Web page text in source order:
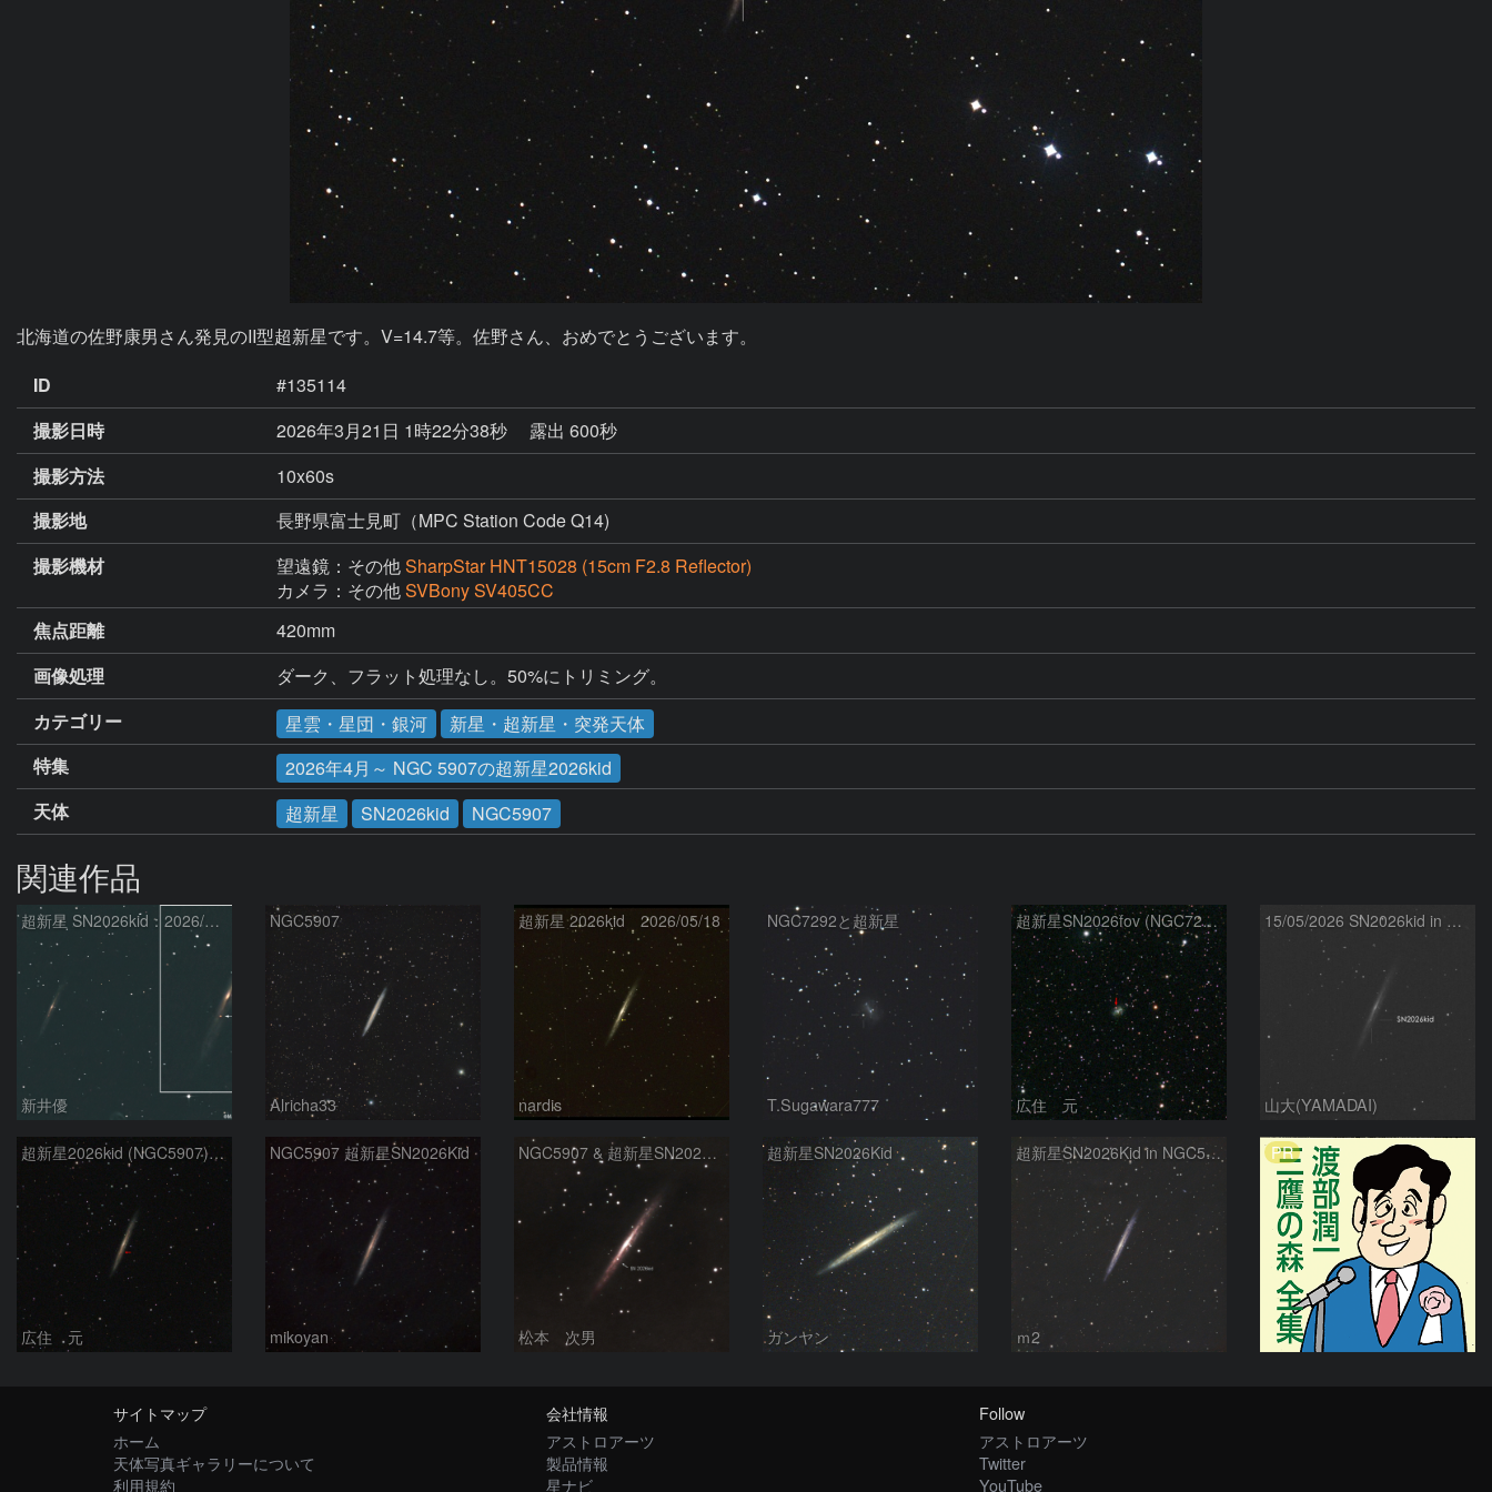
北海道の佐野康男さん発見のII型超新星です。V=14.7等。佐野さん、おめでとうございます。
ID
#135114
撮影日時
2026年3月21日 1時22分38秒
露出 600秒
撮影方法
10x60s
撮影地
長野県富士見町（MPC Station Code Q14)
撮影機材
望遠鏡：その他SharpStar HNT15028 (15cm F2.8 Reflector)
カメラ：その他SVBony SV405CC
焦点距離
420mm
画像処理
ダーク、フラット処理なし。50%にトリミング。
カテゴリー
星雲・星団・銀河
新星・超新星・突発天体
特集
2026年4月～ NGC 5907の超新星2026kid
天体
超新星 SN2026kid NGC5907
関連作品
超新星 SN2026kid：2026/05/18
新井優
NGC5907
Alricha33
超新星 2026kid 2026/05/18
nardis
NGC7292と超新星
T.Sugawara777
超新星SN2026fov (NGC7292) 5/17
広住 元
15/05/2026 SN2026kid in NGC5907
山大(YAMADAI)
超新星2026kid (NGC5907) 5/17
広住 元
NGC5907 超新星SN2026Kid
mikoyan
NGC5907 & 超新星SN2026kid
松本 次男
超新星SN2026Kid
ガンヤン
超新星SN2026Kid in NGC5907
ｍ2
PR
サイトマップ
ホーム
天体写真ギャラリーについて
利用規約
会社情報
アストロアーツ
製品情報
星ナビ
Follow
アストロアーツ
Twitter
YouTube